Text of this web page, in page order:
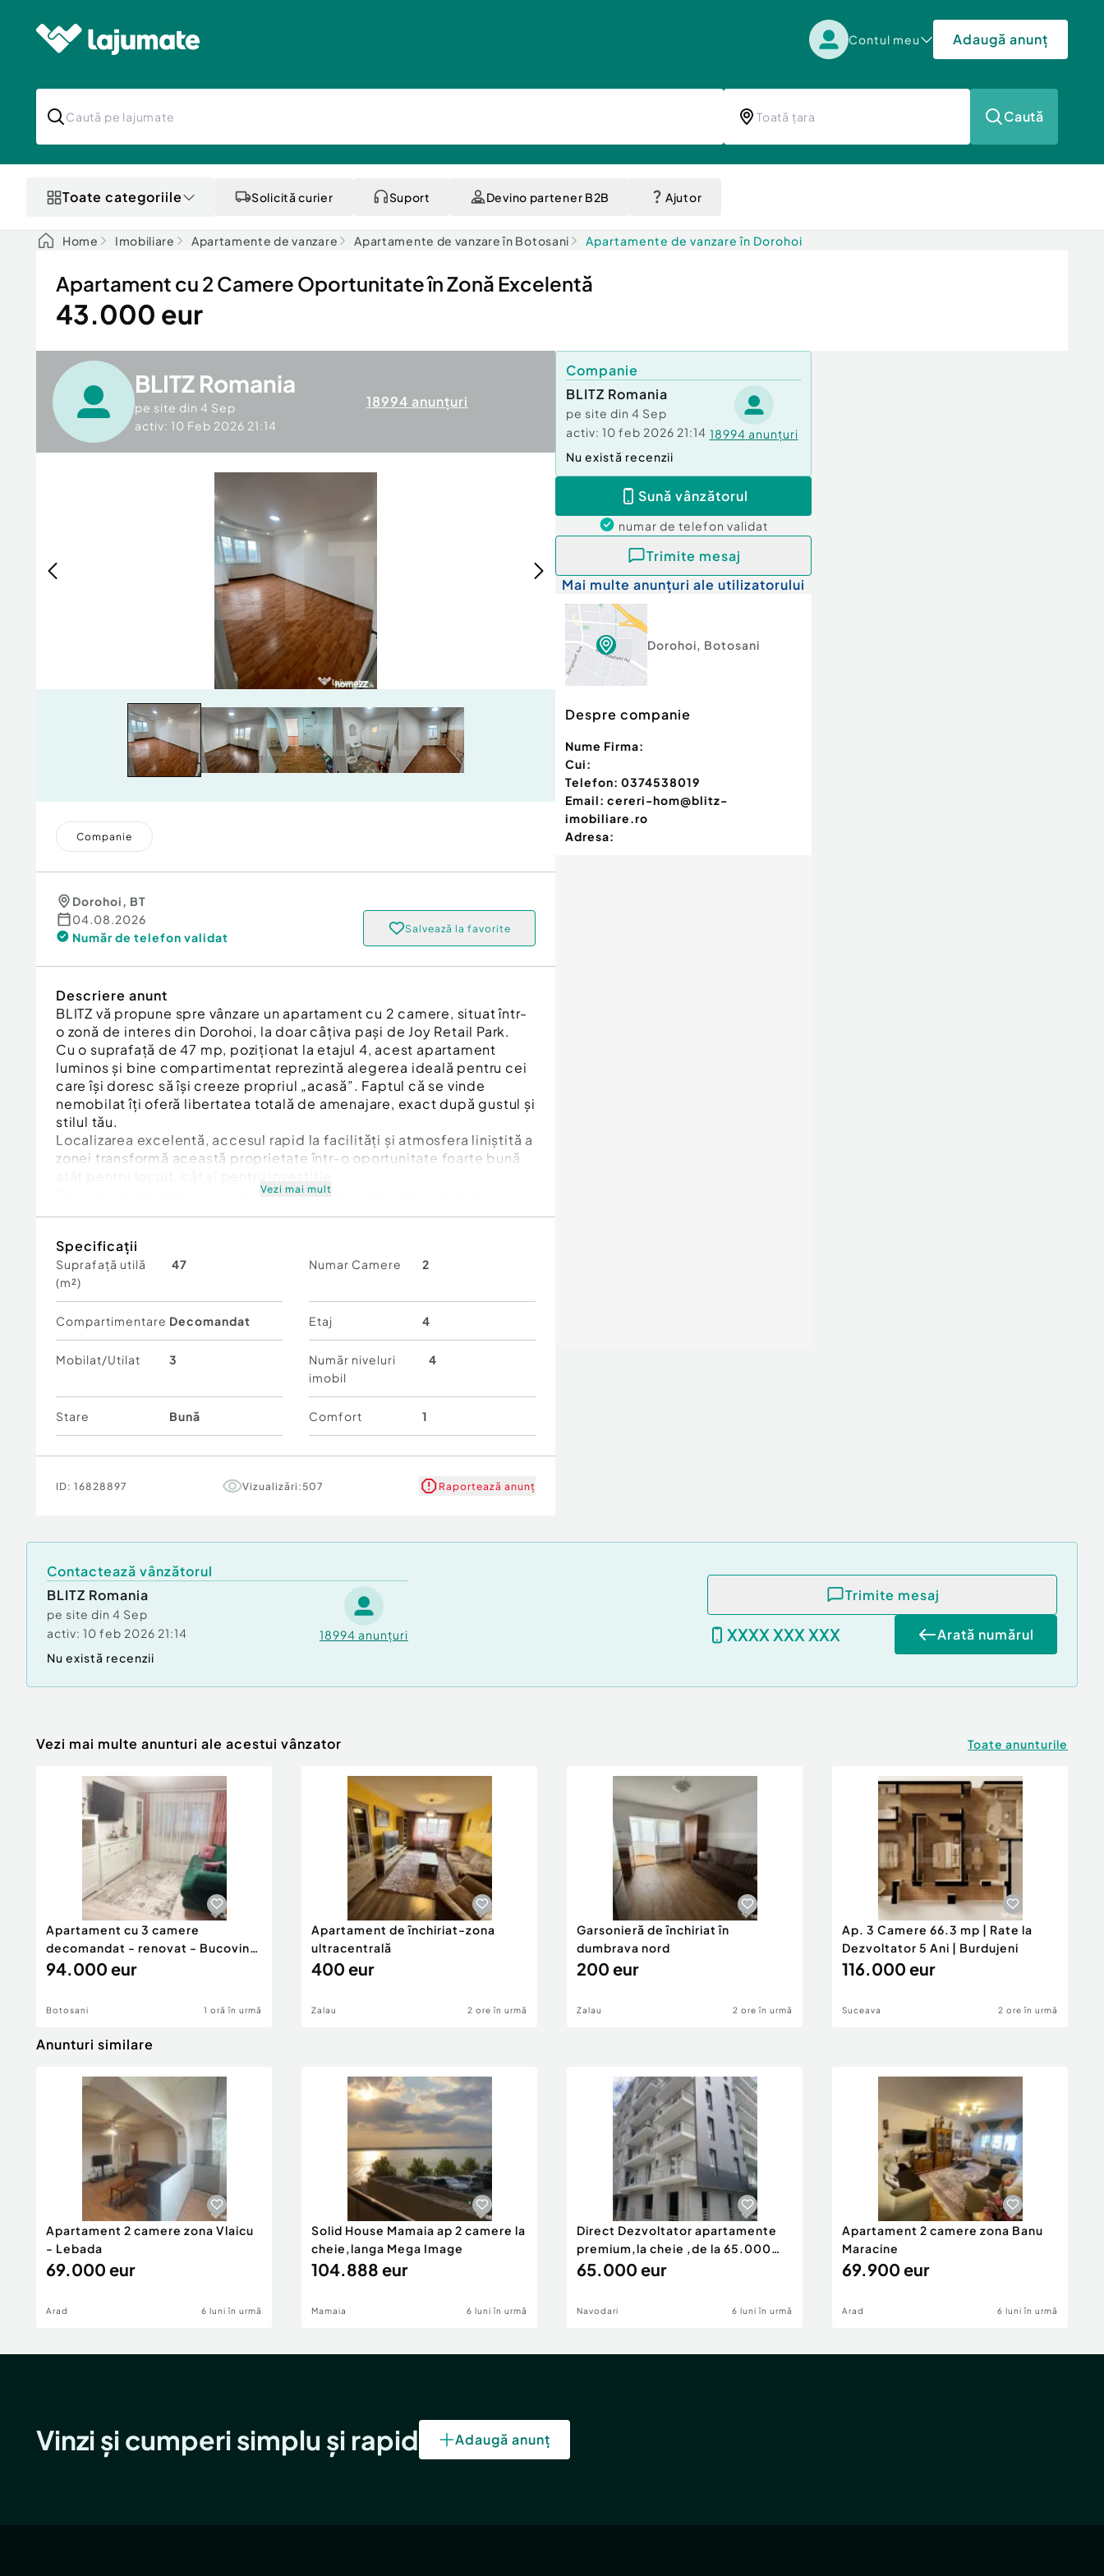
Contul meu Adaugă anunț
Caută
Toate categoriile Solicită curier Suport Devino partener B2B Ajutor
Home Imobiliare Apartamente de vanzare Apartamente de vanzare în Botosani Apartamente de vanzare în Dorohoi
Apartament cu 2 Camere Oportunitate în Zonă Excelentă
43.000 eur
BLITZ Romania
pe site din 4 Sep
activ: 10 Feb 2026 21:14
18994 anunțuri
Companie
Dorohoi, BT
04.08.2026
Număr de telefon validat
Salvează la favorite
Descriere anunt
BLITZ vă propune spre vânzare un apartament cu 2 camere, situat într-
o zonă de interes din Dorohoi, la doar câțiva pași de Joy Retail Park.
Cu o suprafață de 47 mp, poziționat la etajul 4, acest apartament
luminos și bine compartimentat reprezintă alegerea ideală pentru cei
care își doresc să își creeze propriul „acasă”. Faptul că se vinde
nemobilat îți oferă libertatea totală de amenajare, exact după gustul și
stilul tău.
Localizarea excelentă, accesul rapid la facilități și atmosfera liniștită a
zonei transformă această proprietate într-o oportunitate foarte bună
Descoperă potențialul și transformă-l în locul pe care îl vei numi
Id intern: P165139
Confort:
Tip imobil:Bloc de apartamente
Număr Băi:1
Vezi mai mult
Specificații
Suprafață utilă
(m²)
47 Numar Camere 2
Compartimentare Decomandat Etaj 4
Mobilat/Utilat 3
Număr niveluri
imobil
4
Stare Bună Comfort 1
ID: 16828897 Vizualizări:507 Raportează anunț
Companie
BLITZ Romania
pe site din 4 Sep
activ: 10 feb 2026 21:14 18994 anunțuri
Nu există recenzii
Sună vânzătorul
numar de telefon validat
Trimite mesaj
Mai multe anunțuri ale utilizatorului
Dorohoi, Botosani
Despre companie
Nume Firma:
Cui:
Telefon: 0374538019
Email: cereri-hom@blitz-
imobiliare.ro
Adresa:
Contactează vânzătorul
BLITZ Romania
pe site din 4 Sep
activ: 10 feb 2026 21:14 18994 anunțuri
Nu există recenzii
Trimite mesaj
XXXX XXX XXX Arată numărul
Vezi mai multe anunturi ale acestui vânzator Toate anunturile
Apartament cu 3 camere
decomandat - renovat - Bucovina
- Par
94.000 eur
Botosani 1 oră în urmă
Apartament de închiriat-zona
ultracentrală
400 eur
Zalau 2 ore în urmă
Garsonieră de închiriat în
dumbrava nord
200 eur
Zalau 2 ore în urmă
Ap. 3 Camere 66.3 mp | Rate la
Dezvoltator 5 Ani | Burdujeni
116.000 eur
Suceava 2 ore în urmă
Anunturi similare
Apartament 2 camere zona Vlaicu
- Lebada
69.000 eur
Arad 6 luni în urmă
Solid House Mamaia ap 2 camere la
cheie,langa Mega Image
104.888 eur
Mamaia 6 luni în urmă
Direct Dezvoltator apartamente
premium,la cheie ,de la 65.000
eur
65.000 eur
Navodari 6 luni în urmă
Apartament 2 camere zona Banu
Maracine
69.900 eur
Arad 6 luni în urmă
Vinzi și cumperi simplu și rapid Adaugă anunț